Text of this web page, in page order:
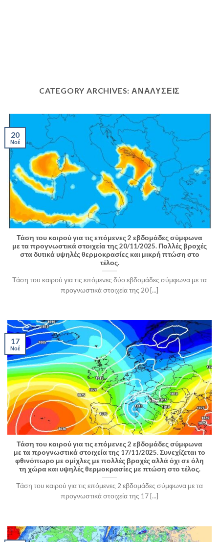
CATEGORY ARCHIVES: ΑΝΑΛΥΣΕΙΣ
Τάση του καιρού για τις επόμενες 2 εβδομάδες σύμφωνα
με τα προγνωστικά στοιχεία της 20/11/2025. Πολλές βροχές
στα δυτικά υψηλές θερμοκρασίες και μικρή πτώση στο
τέλος.
Τάση του καιρού για τις επόμενες δύο εβδομάδες σύμφωνα με τα
προγνωστικά στοιχεία της 20 [...]
20
Νοέ
Τάση του καιρού για τις επόμενες 2 εβδομάδες σύμφωνα
με τα προγνωστικά στοιχεία της 17/11/2025. Συνεχίζεται το
φθινόπωρο με ομίχλες με πολλές βροχές αλλά όχι σε όλη
τη χώρα και υψηλές θερμοκρασίες με πτώση στο τέλος.
Τάση του καιρού για τις επόμενες 2 εβδομάδες σύμφωνα με τα
προγνωστικά στοιχεία της 17 [...]
17
Νοέ